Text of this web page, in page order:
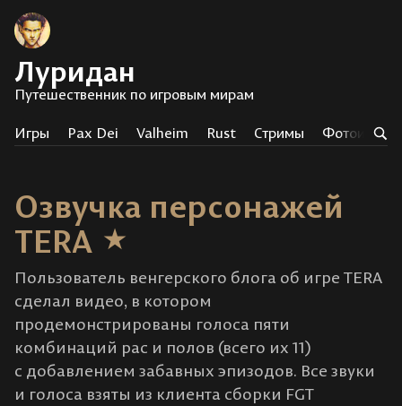
Луридан
Путешественник по игровым мирам
Игры Pax Dei Valheim Rust Стримы
Озвучка персонажей
TERA
Пользователь венгерского блога об игре TERA
сделал видео, в котором
продемонстрированы голоса пяти
комбинаций рас и полов (всего их 11)
с добавлением забавных эпизодов. Все звуки
и голоса взяты из клиента сборки FGT